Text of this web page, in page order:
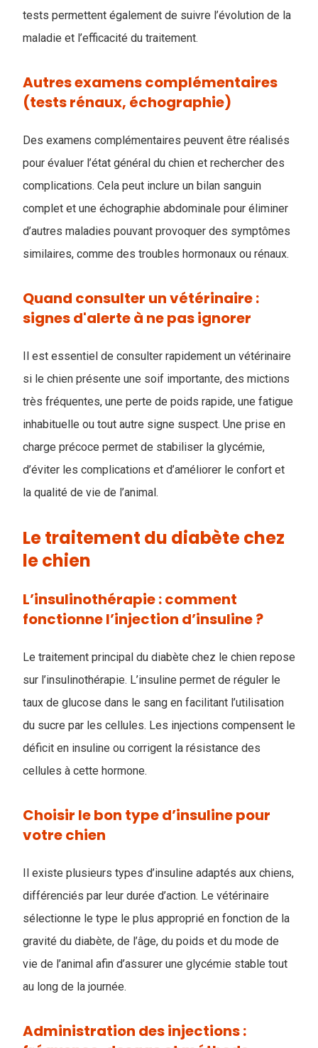
tests permettent également de suivre l’évolution de la
maladie et l’efficacité du traitement.
Autres examens complémentaires
(tests rénaux, échographie)
Des examens complémentaires peuvent être réalisés
pour évaluer l’état général du chien et rechercher des
complications. Cela peut inclure un bilan sanguin
complet et une échographie abdominale pour éliminer
d’autres maladies pouvant provoquer des symptômes
similaires, comme des troubles hormonaux ou rénaux.
Quand consulter un vétérinaire :
signes d'alerte à ne pas ignorer
Il est essentiel de consulter rapidement un vétérinaire
si le chien présente une soif importante, des mictions
très fréquentes, une perte de poids rapide, une fatigue
inhabituelle ou tout autre signe suspect. Une prise en
charge précoce permet de stabiliser la glycémie,
d’éviter les complications et d’améliorer le confort et
la qualité de vie de l’animal.
Le traitement du diabète chez
le chien
L’insulinothérapie : comment
fonctionne l’injection d’insuline ?
Le traitement principal du diabète chez le chien repose
sur l’insulinothérapie. L’insuline permet de réguler le
taux de glucose dans le sang en facilitant l’utilisation
du sucre par les cellules. Les injections compensent le
déficit en insuline ou corrigent la résistance des
cellules à cette hormone.
Choisir le bon type d’insuline pour
votre chien
Il existe plusieurs types d’insuline adaptés aux chiens,
différenciés par leur durée d’action. Le vétérinaire
sélectionne le type le plus approprié en fonction de la
gravité du diabète, de l’âge, du poids et du mode de
vie de l’animal afin d’assurer une glycémie stable tout
au long de la journée.
Administration des injections :